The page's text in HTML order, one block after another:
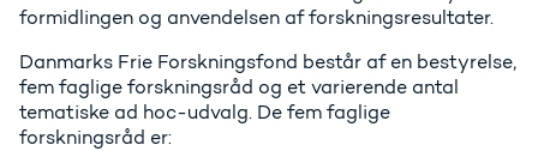
formidlingen og anvendelsen af forskningsresultater.
Danmarks Frie Forskningsfond består af en bestyrelse,
fem faglige forskningsråd og et varierende antal
tematiske ad hoc-udvalg. De fem faglige
forskningsråd er: